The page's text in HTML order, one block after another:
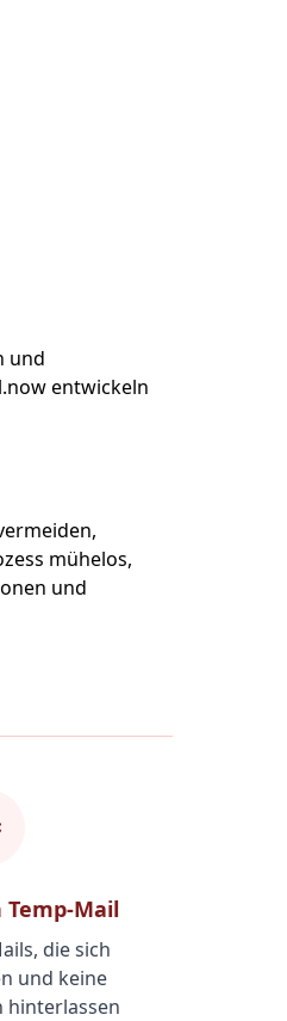
und
entwickeln
mühelos,
und
Mail
die sich
und keine
hinterlassen